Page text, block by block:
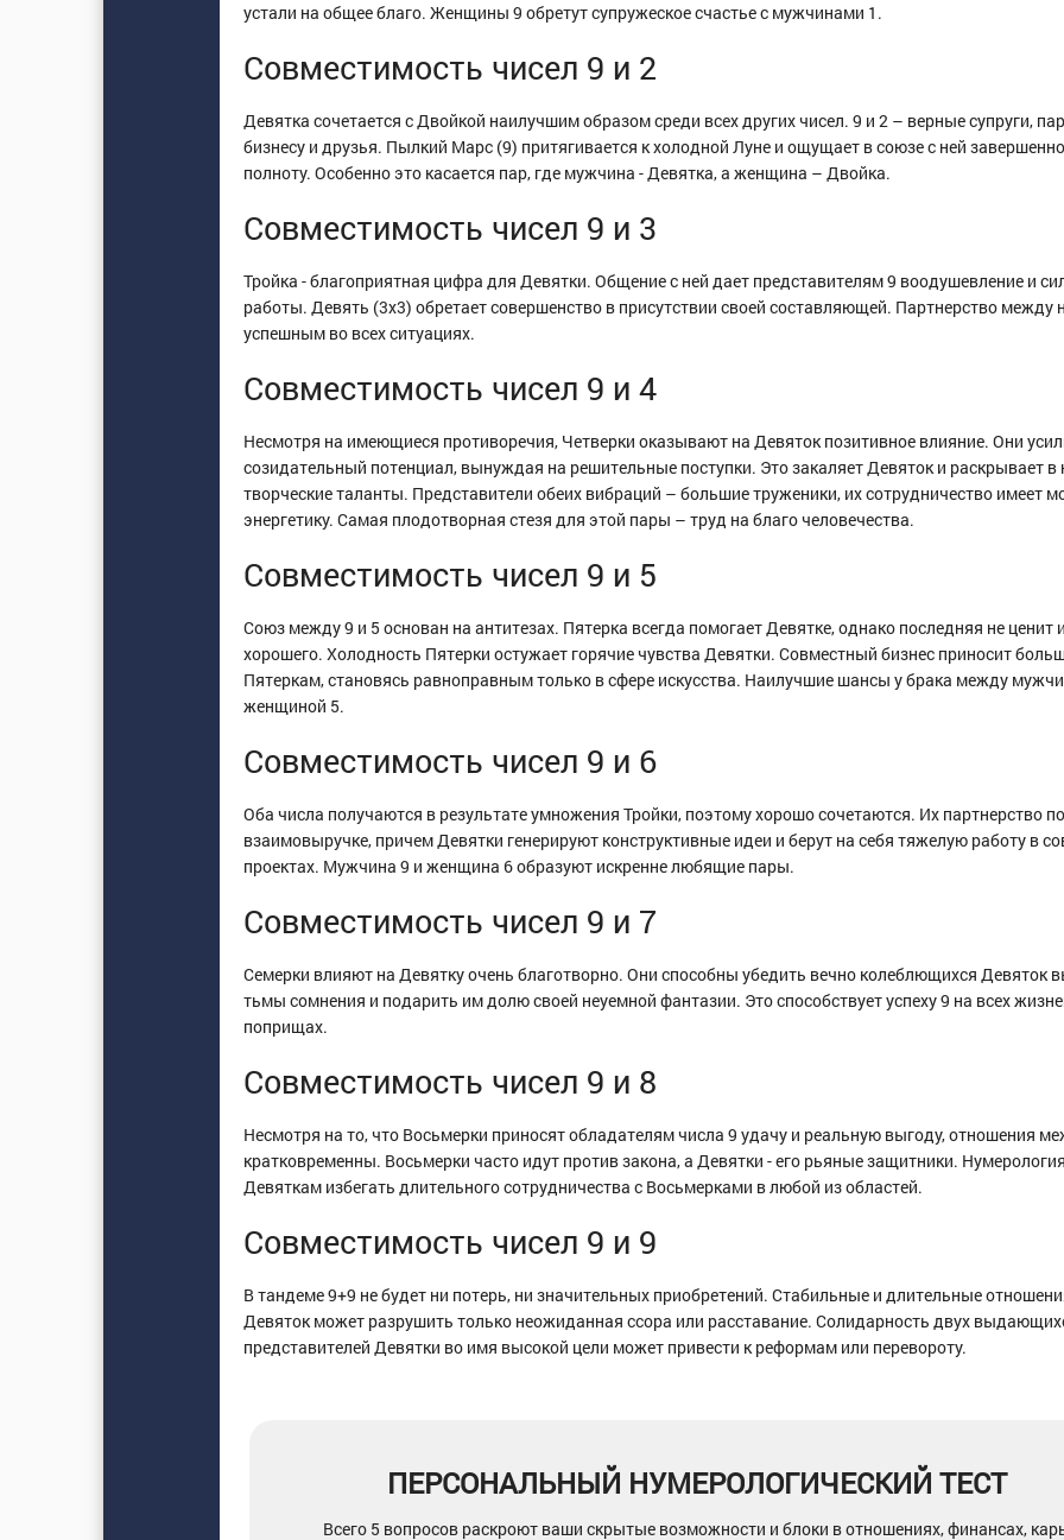
устали на общее благо. Женщины 9 обретут супружеское счастье с мужчинами 1.
Совместимость чисел 9 и 2
Девятка сочетается с Двойкой наилучшим образом среди всех других чисел. 9 и 2 – верные супруги,
бизнесу и друзья. Пылкий Марс (9) притягивается к холодной Луне и ощущает в союзе с ней
полноту. Особенно это касается пар, где мужчина - Девятка, а женщина – Двойка.
Совместимость чисел 9 и 3
Тройка - благоприятная цифра для Девятки. Общение с ней дает представителям 9 воодушевление и
работы. Девять (3х3) обретает совершенство в присутствии своей составляющей. Партнерство между
успешным во всех ситуациях.
Совместимость чисел 9 и 4
Несмотря на имеющиеся противоречия, Четверки оказывают на Девяток позитивное влияние. Они
созидательный потенциал, вынуждая на решительные поступки. Это закаляет Девяток и раскрывает в
творческие таланты. Представители обеих вибраций – большие труженики, их сотрудничество имеет
энергетику. Самая плодотворная стезя для этой пары – труд на благо человечества.
Совместимость чисел 9 и 5
Союз между 9 и 5 основан на антитезах. Пятерка всегда помогает Девятке, однако последняя не ценит
хорошего. Холодность Пятерки остужает горячие чувства Девятки. Совместный бизнес приносит
Пятеркам, становясь равноправным только в сфере искусства. Наилучшие шансы у брака между
женщиной 5.
Совместимость чисел 9 и 6
Оба числа получаются в результате умножения Тройки, поэтому хорошо сочетаются. Их партнерство
взаимовыручке, причем Девятки генерируют конструктивные идеи и берут на себя тяжелую работу в
проектах. Мужчина 9 и женщина 6 образуют искренне любящие пары.
Совместимость чисел 9 и 7
Семерки влияют на Девятку очень благотворно. Они способны убедить вечно колеблющихся Девяток
тьмы сомнения и подарить им долю своей неуемной фантазии. Это способствует успеху 9 на всех
поприщах.
Совместимость чисел 9 и 8
Несмотря на то, что Восьмерки приносят обладателям числа 9 удачу и реальную выгоду, отношения
кратковременны. Восьмерки часто идут против закона, а Девятки - его рьяные защитники.
Девяткам избегать длительного сотрудничества с Восьмерками в любой из областей.
Совместимость чисел 9 и 9
В тандеме 9+9 не будет ни потерь, ни значительных приобретений. Стабильные и длительные
Девяток может разрушить только неожиданная ссора или расставание. Солидарность двух
представителей Девятки во имя высокой цели может привести к реформам или перевороту.
ПЕРСОНАЛЬНЫЙ НУМЕРОЛОГИЧЕСКИЙ ТЕСТ
Всего 5 вопросов раскроют ваши скрытые возможности и блоки в отношениях, финансах,